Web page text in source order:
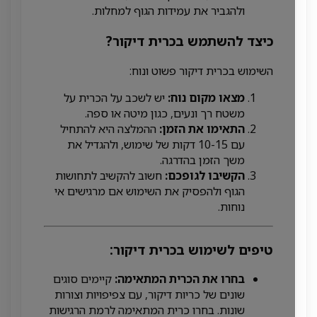
ולהגביר את עמידות הגוף למחלות.
כיצד להשתמש בכרית דיקור?
השימוש בכרית דיקור פשוט ונוח:
מצאו מקום נוח: יש לשכב על הכרית על
משטח רך ונעים, כגון מיטה או ספה.
התאימו את הזמן:ההמלצה היא להתחיל
עם 10-15 דקות של שימוש, ולהגדיל את
משך הזמן בהדרגה.
הקשיבו לגופכם:חשוב להקשיב לתחושות
הגוף ולהפסיק את השימוש אם מרגישים אי
נוחות.
טיפים לשימוש בכרית דיקור:
בחרו את הכרית המתאימה:קיימים סוגים
שונים של כריות דיקור, עם צפיפויות וצורות
שונות. בחרו כרית המתאימה לרמת הרגישות